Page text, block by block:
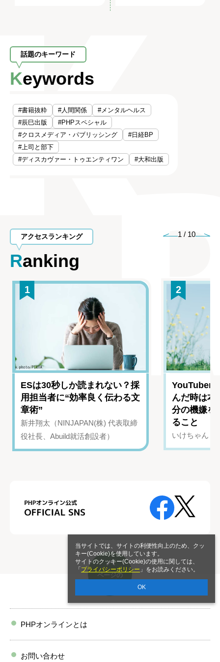
当サイトでは、サイトの利便性向上のため、クッ
キー(Cookie)を使用しています。
サイトのクッキー(Cookie)の使用に関しては、
「 プライバシーポリシー 」をお読みください。
OK
話題のキーワード
Keywords
#書籍抜粋 #人間関係
#メンタルヘルス
#辰巳出版
#PHPスペシャル
#クロスメディア・パブリッシング
#日経BP
#上司と部下
#ディスカヴァー・トゥエンティワン
#大和出版
アクセスランキング
Ranking
1 / 10
1
ESは30秒しか読まれない？採
用担当者に“効率良く伝わる文
章術”
新井翔太（NINJAPAN(株) 代表取締
役社長、Abuild就活創設者）
2
YouTuber
んだ時は
分の機嫌を
ること
いけちゃん（
ページの
PHPオンラインとは
お問い合わせ